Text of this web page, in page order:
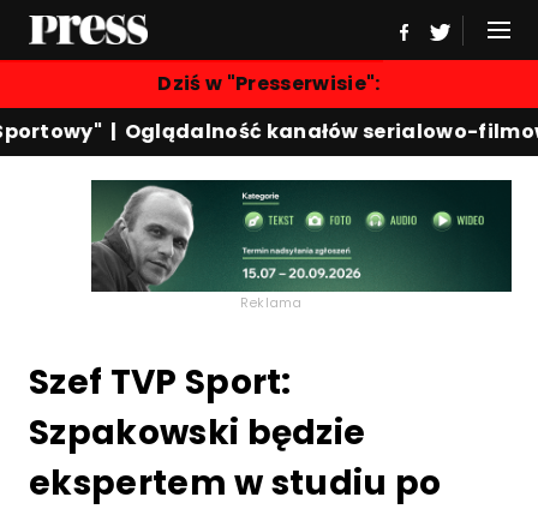
Dziś w "Presserwisie":
|Oglądalność kanałów serialowo-
Reklama
Szef TVP Sport:
Szpakowski będzie
ekspertem w studiu po